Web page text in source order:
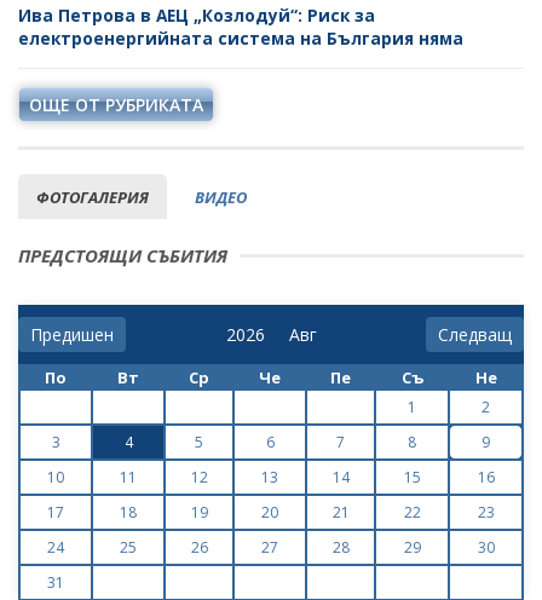
Ива Петрова в АЕЦ „Козлодуй“: Риск за
електроенергийната система на България няма
ОЩЕ ОТ РУБРИКАТА
ФОТОГАЛЕРИЯ ВИДЕО
ПРЕДСТОЯЩИ СЪБИТИЯ
Предишен Следващ
По Вт Ср Че Пе Съ Не
1
2
3
4 5 6 7 8
9
10
11 12 13 14 15
16
17
18 19 20 21 22
23
24
25 26 27 28 29
30
31